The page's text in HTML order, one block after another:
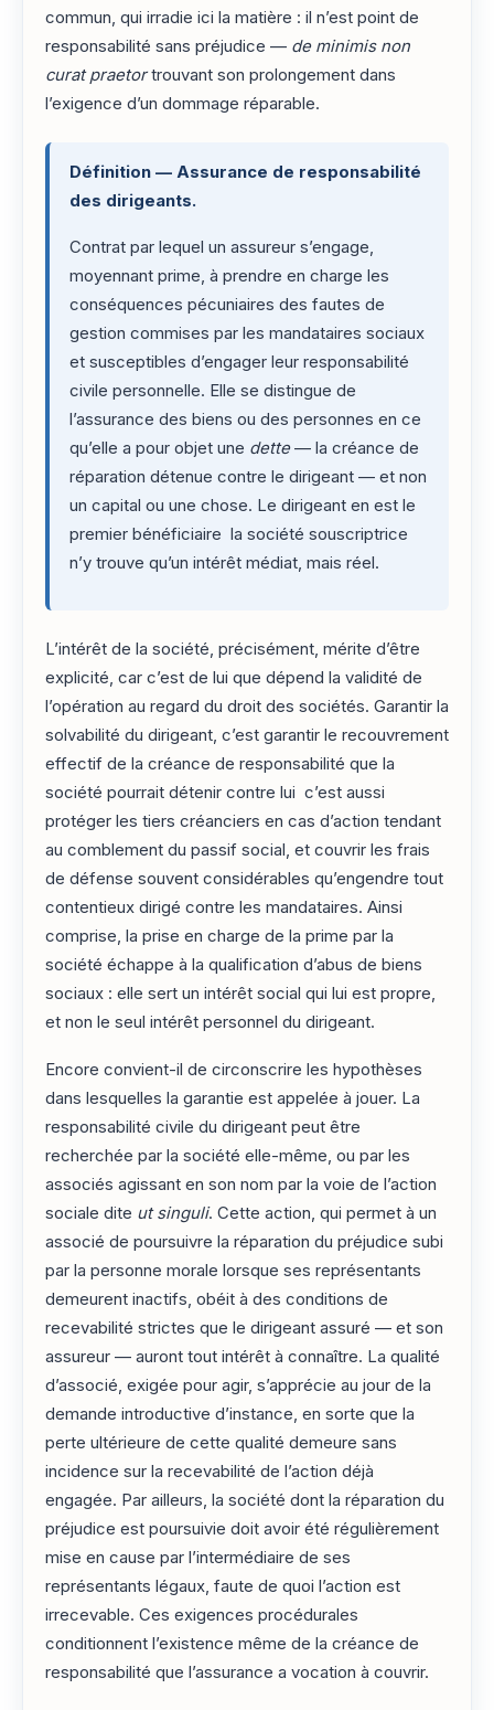
commun, qui irradie ici la matière : il n’est point de
responsabilité sans préjudice — de minimis non
curat praetortrouvant son prolongement dans
l’exigence d’un dommage réparable.
Définition — Assurance de responsabilité
des dirigeants.
Contrat par lequel un assureur s’engage,
moyennant prime, à prendre en charge les
conséquences pécuniaires des fautes de
gestion commises par les mandataires sociaux
et susceptibles d’engager leur responsabilité
civile personnelle. Elle se distingue de
l’assurance des biens ou des personnes en ce
qu’elle a pour objet une dette— la créance de
réparation détenue contre le dirigeant — et non
un capital ou une chose. Le dirigeant en est le
premier bénéficiaire la société souscriptrice
n’y trouve qu’un intérêt médiat, mais réel.
L’intérêt de la société, précisément, mérite d’être
explicité, car c’est de lui que dépend la validité de
l’opération au regard du droit des sociétés. Garantir la
solvabilité du dirigeant, c’est garantir le recouvrement
effectif de la créance de responsabilité que la
société pourrait détenir contre lui c’est aussi
protéger les tiers créanciers en cas d’action tendant
au comblement du passif social, et couvrir les frais
de défense souvent considérables qu’engendre tout
contentieux dirigé contre les mandataires. Ainsi
comprise, la prise en charge de la prime par la
société échappe à la qualification d’abus de biens
sociaux : elle sert un intérêt social qui lui est propre,
et non le seul intérêt personnel du dirigeant.
Encore convient-il de circonscrire les hypothèses
dans lesquelles la garantie est appelée à jouer. La
responsabilité civile du dirigeant peut être
recherchée par la société elle-même, ou par les
associés agissant en son nom par la voie de l’action
sociale dite ut singuli. Cette action, qui permet à un
associé de poursuivre la réparation du préjudice subi
par la personne morale lorsque ses représentants
demeurent inactifs, obéit à des conditions de
recevabilité strictes que le dirigeant assuré — et son
assureur — auront tout intérêt à connaître. La qualité
d’associé, exigée pour agir, s’apprécie au jour de la
demande introductive d’instance, en sorte que la
perte ultérieure de cette qualité demeure sans
incidence sur la recevabilité de l’action déjà
engagée. Par ailleurs, la société dont la réparation du
préjudice est poursuivie doit avoir été régulièrement
mise en cause par l’intermédiaire de ses
représentants légaux, faute de quoi l’action est
irrecevable. Ces exigences procédurales
conditionnent l’existence même de la créance de
responsabilité que l’assurance a vocation à couvrir.